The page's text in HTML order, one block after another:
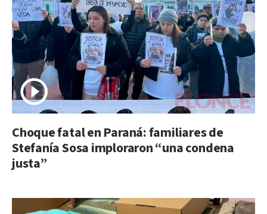
Choque fatal en Paraná: familiares de
Stefanía Sosa imploraron “una condena
justa”